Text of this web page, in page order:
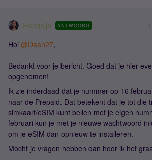
Roeqajja ANTWOORD
Hoi @Daan27,
Bedankt voor je bericht. Goed dat je hier
opgenomen!
Ik zie inderdaad dat je nummer op 16
naar de Prepaid. Dat betekent dat je tot die
simkaart/eSIM kunt bellen met je eigen
februari kun je met je nieuwe wachtwoord
om je eSIM dan opnieuw te installeren.
Mocht je vragen hebben dan hoor ik het